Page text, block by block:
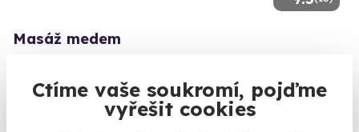
Ctíme vaše soukromí, pojďme
vyřešit cookies
Masáž medem
Špindlerův Mlýn
(+ 10 dalších lokalit)